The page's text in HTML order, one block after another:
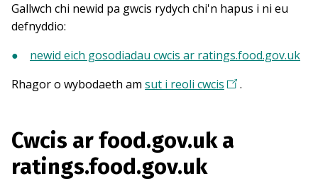
Gallwch chi newid pa gwcis rydych chi'n hapus i ni eu
defnyddio:
newid eich gosodiadau cwcis ar ratings.food.gov.uk
Rhagor o wybodaeth am sut i reoli cwcis .
Cwcis ar food.gov.uk a
ratings.food.gov.uk